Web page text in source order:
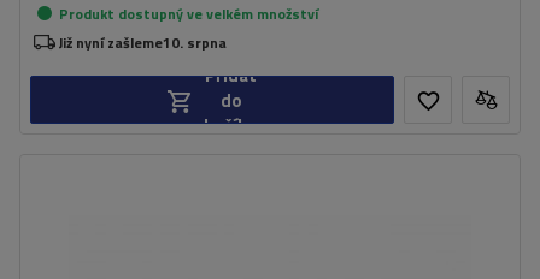
Produkt dostupný ve velkém množství
Již nyní zašleme10. srpna
Přidat
do
košíku